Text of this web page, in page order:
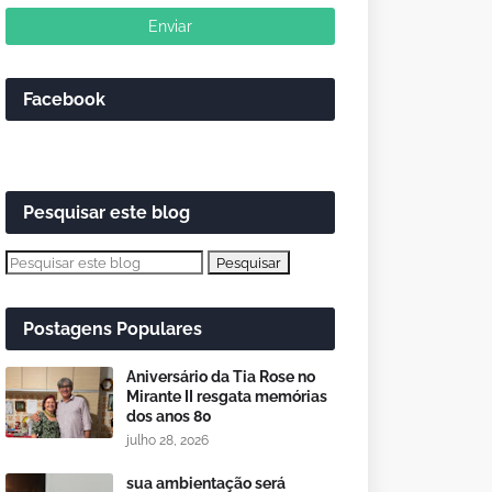
Facebook
Pesquisar este blog
Postagens Populares
Aniversário da Tia Rose no
Mirante II resgata memórias
dos anos 80
julho 28, 2026
sua ambientação será